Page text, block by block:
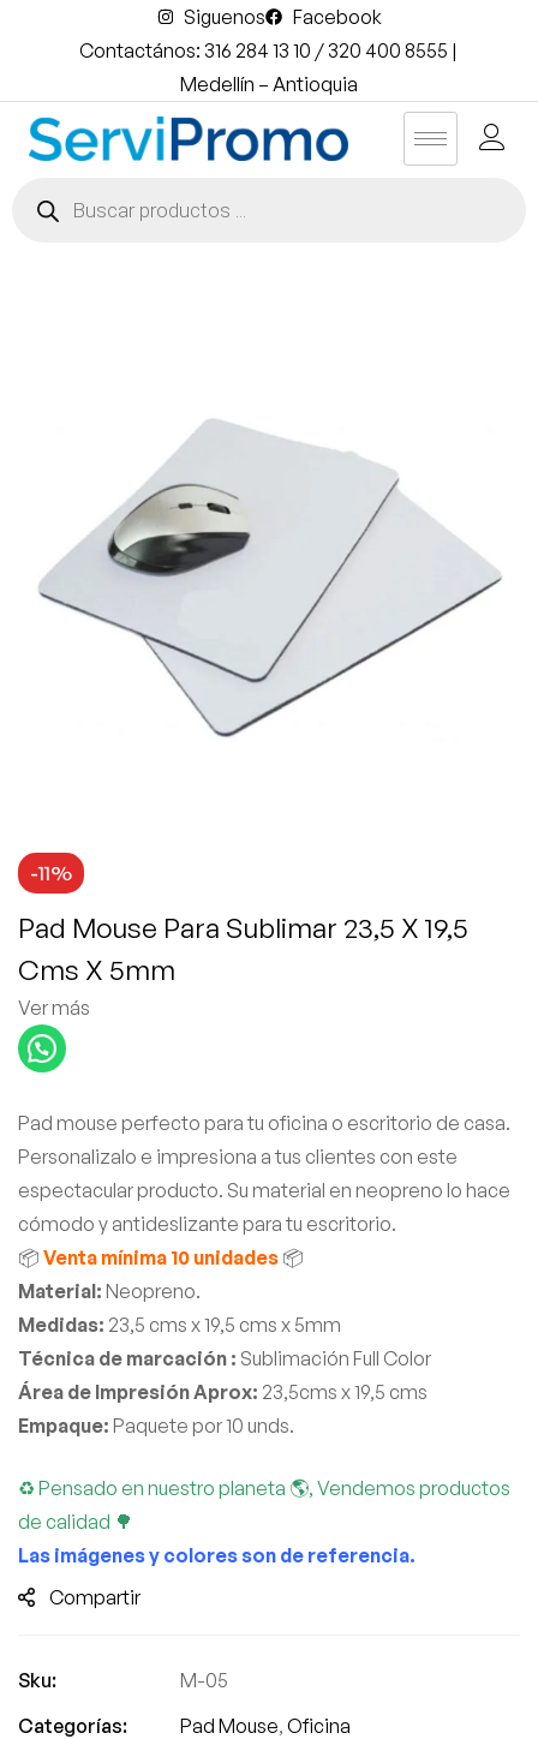
Siguenos
Facebook
Contactános: 316 284 13 10 / 320 400 8555 |
Medellín – Antioquia
-11%
Pad Mouse Para Sublimar 23,5 X 19,5
Cms X 5mm
Ver más
Pad mouse perfecto para tu oficina o escritorio de casa.
Personalizalo e impresiona a tus clientes con este
espectacular producto. Su material en neopreno lo hace
cómodo y antideslizante para tu escritorio.
📦 Venta mínima 10 unidades 📦
Material: Neopreno.
Medidas: 23,5 cms x 19,5 cms x 5mm
Técnica de marcación : Sublimación Full Color
Área de Impresión Aprox: 23,5cms x 19,5 cms
Empaque: Paquete por 10 unds.
♻ Pensado en nuestro planeta 🌎, Vendemos productos
de calidad 🌳
Las imágenes y colores son de referencia.
Compartir
Sku:
M-05
Categorías:
Pad Mouse, Oficina